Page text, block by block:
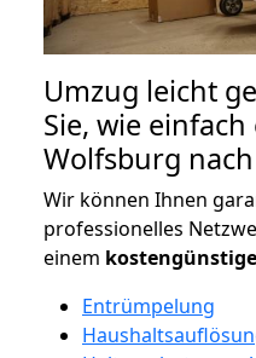
Umzug leicht
Sie, wie
Wolfsburg
Wir können Ihnen
professionelles
einem
Entrümpelung